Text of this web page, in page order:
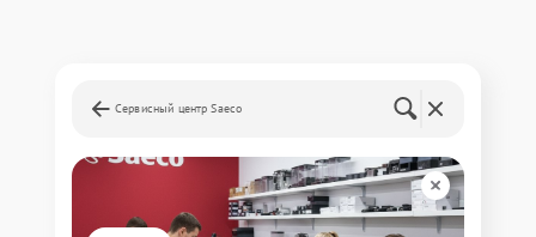
Сервисный центр Saeco